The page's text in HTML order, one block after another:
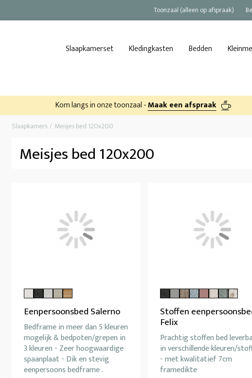
Toonzaal (alleen op afspraak)
Slaapkamerset Kledingkasten Bedden
Kom langs in onze toonzaal -Maak een afspraak
Slaapkamers Meisjes bed 120x200
Meisjes bed 120x200
Eenpersoonsbed Salerno
Bedframe in meer dan 5 kleuren
mogelijk & bedpoten/grepen in
3 kleuren - Zeer hoogwaardige
spaanplaat - Dik en stevig
eenpersoons bedframe .
Stoffen
Felix
Prachtig stoffen bed
in verschillende kleuren/
- met kwalitatief 7cm
framedikte